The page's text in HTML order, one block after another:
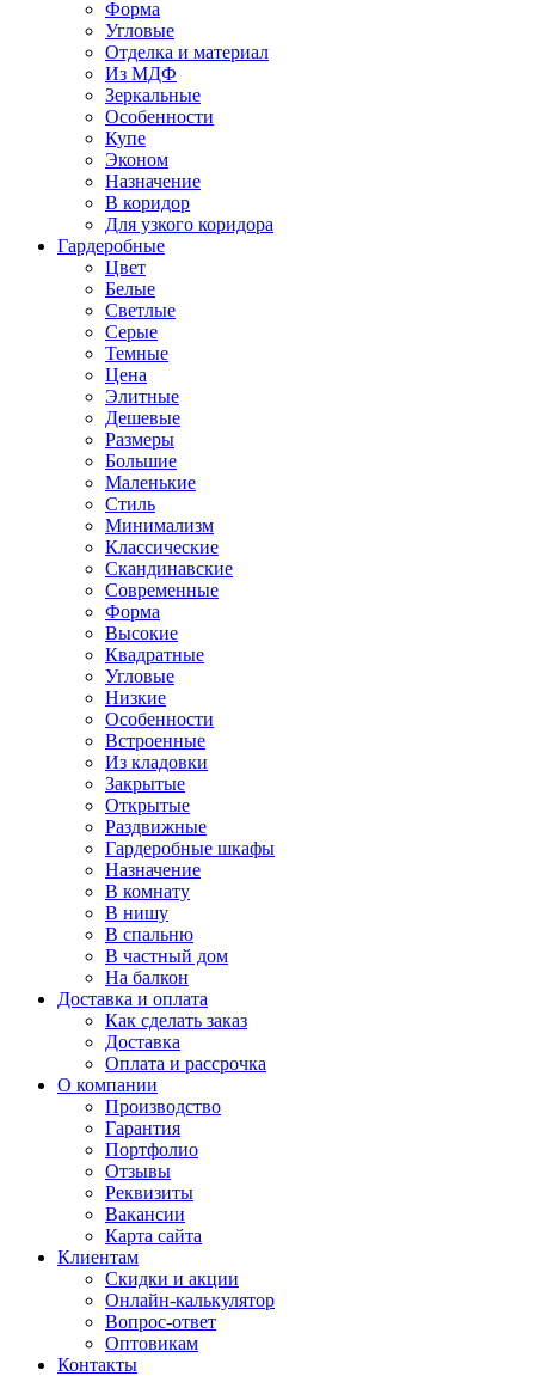
Форма
Угловые
Отделка и материал
Из МДФ
Зеркальные
Особенности
Купе
Эконом
Назначение
В коридор
Для узкого коридора
Гардеробные
Цвет
Белые
Светлые
Серые
Темные
Цена
Элитные
Дешевые
Размеры
Большие
Маленькие
Стиль
Минимализм
Классические
Скандинавские
Современные
Форма
Высокие
Квадратные
Угловые
Низкие
Особенности
Встроенные
Из кладовки
Закрытые
Открытые
Раздвижные
Гардеробные шкафы
Назначение
В комнату
В нишу
В спальню
В частный дом
На балкон
Доставка и оплата
Как сделать заказ
Доставка
Оплата и рассрочка
О компании
Производство
Гарантия
Портфолио
Отзывы
Реквизиты
Вакансии
Карта сайта
Клиентам
Скидки и акции
Онлайн-калькулятор
Вопрос-ответ
Оптовикам
Контакты